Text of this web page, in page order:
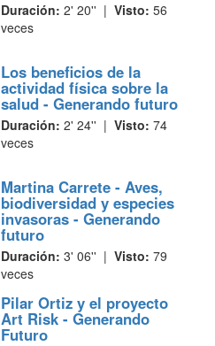
Duración: 2' 20'' | Visto: 56
veces
Los beneficios de la
actividad física sobre la
salud - Generando futuro
Duración: 2' 24'' | Visto: 74
veces
Martina Carrete - Aves,
biodiversidad y especies
invasoras - Generando
futuro
Duración: 3' 06'' | Visto: 79
veces
Pilar Ortiz y el proyecto
Art Risk - Generando
Futuro